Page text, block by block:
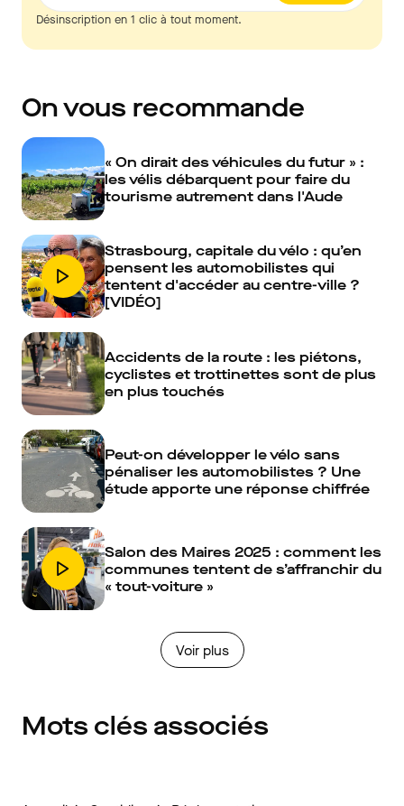
Désinscription en 1 clic à tout moment.
On vous recommande
« On dirait des véhicules du futur » :
les vélis débarquent pour faire du
tourisme autrement dans l'Aude
Strasbourg, capitale du vélo : qu’en
pensent les automobilistes qui
tentent d'accéder au centre-ville ?
[VIDÉO]
Accidents de la route : les piétons,
cyclistes et trottinettes sont de plus
en plus touchés
Peut-on développer le vélo sans
pénaliser les automobilistes ? Une
étude apporte une réponse chiffrée
Salon des Maires 2025 : comment les
communes tentent de s’affranchir du
« tout-voiture »
Voir plus
Mots clés associés